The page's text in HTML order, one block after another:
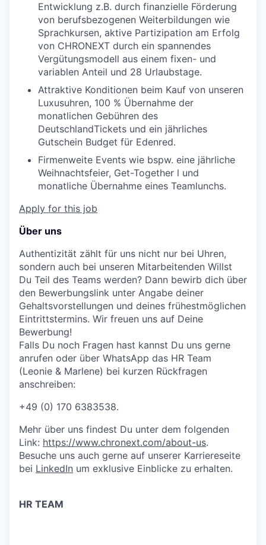
Entwicklung z.B. durch finanzielle Förderung
von berufsbezogenen Weiterbildungen wie
Sprachkursen, aktive Partizipation am Erfolg
von CHRONEXT durch ein spannendes
Vergütungsmodell aus einem fixen- und
variablen Anteil und 28 Urlaubstage.
Attraktive Konditionen beim Kauf von unseren
Luxusuhren, 100 % Übernahme der
monatlichen Gebühren des
DeutschlandTickets und ein jährliches
Gutschein Budget für Edenred.
Firmenweite Events wie bspw. eine jährliche
Weihnachtsfeier, Get-Together l und
monatliche Übernahme eines Teamlunchs.
Apply for this job
Über uns
Authentizität zählt für uns nicht nur bei Uhren,
sondern auch bei unseren Mitarbeitenden Willst
Du Teil des Teams werden? Dann bewirb dich über
den Bewerbungslink unter Angabe deiner
Gehaltsvorstellungen und deines frühestmöglichen
Eintrittstermins. Wir freuen uns auf Deine
Bewerbung!
Falls Du noch Fragen hast kannst Du uns gerne
anrufen oder über WhatsApp das HR Team
(Leonie & Marlene) bei kurzen Rückfragen
anschreiben:
+49 (0) 170 6383538.
Mehr über uns findest Du unter dem folgenden
Link: https://www.chronext.com/about-us.
Besuche uns auch gerne auf unserer Karriereseite
bei LinkedIn um exklusive Einblicke zu erhalten.
HR TEAM